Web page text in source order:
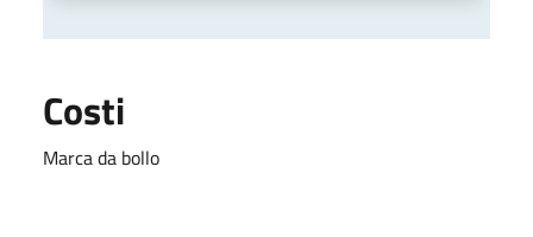
Costi
Marca da bollo